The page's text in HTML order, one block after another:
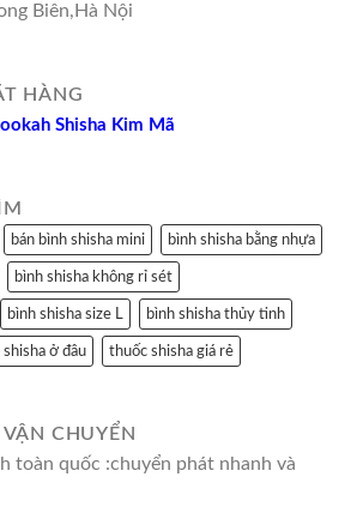
Biên,Hà Nội
HÀNG
Shisha Kim Mã
bán bình shisha mini bình shisha bằng nhựa
bình shisha không rỉ sét
bình shisha size L bình shisha thủy tinh
shisha ở đâu thuốc shisha giá rẻ
CHUYỂN
toàn quốc :chuyển phát nhanh và